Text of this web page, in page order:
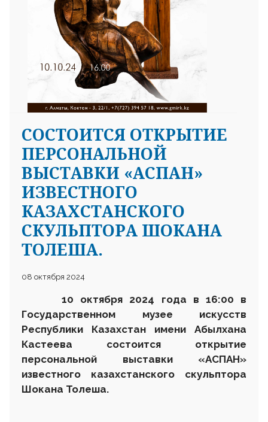
CОСТОИТСЯ ОТКРЫТИЕ
ПЕРСОНАЛЬНОЙ
ВЫСТАВКИ «АСПАН»
ИЗВЕСТНОГО
КАЗАХСТАНСКОГО
СКУЛЬПТОРА ШОКАНА
ТОЛЕША.
08 октября 2024
10 октября 2024 года в 16:00 в
Государственном музее искусств
Республики Казахстан имени Абылхана
Кастеева состоится открытие
персональной выставки «АСПАН»
известного казахстанского скульптора
Шокана Толеша.